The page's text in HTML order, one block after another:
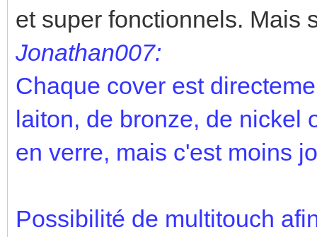
et super fonctionnels. Mais
Jonathan007:
Chaque cover est
laiton, de bronze, de nickel
en verre, mais c'est moins
Possibilité de multitouch